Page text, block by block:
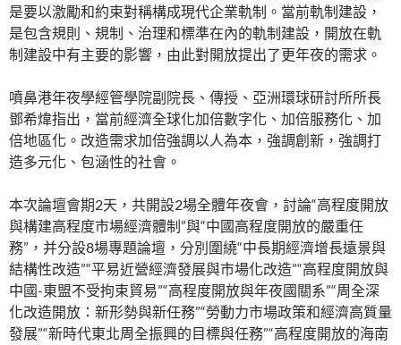
是要以激勵和約束對稱構成現代企業軌制。當前軌制建設，
是包含規則、規制、治理和標準在內的軌制建設，開放在軌
制建設中有主要的影響，由此對開放提出了更年夜的需求。
噴鼻港年夜學經管學院副院長、傳授、亞洲環球研討所所長
鄧希煒指出，當前經濟全球化加倍數字化、加倍服務化、加
倍地區化。改造需求加倍強調以人為本，強調創新，強調打
造多元化、包涵性的社會。
本次論壇會期2天，共開設2場全體年夜會，討論“高程度開放
與構建高程度市場經濟體制”與“中國高程度開放的嚴重任
務”，并分設8場專題論壇，分別圍繞“中長期經濟增長遠景與
結構性改造”“平易近營經濟發展與市場化改造”“高程度開放與
中國-東盟不受拘束貿易”“高程度開放與年夜國關系”“周全深
化改造開放：新形勢與新任務”“勞動力市場政策和經濟高質量
發展”“新時代東北周全振興的目標與任務”“高程度開放的海南